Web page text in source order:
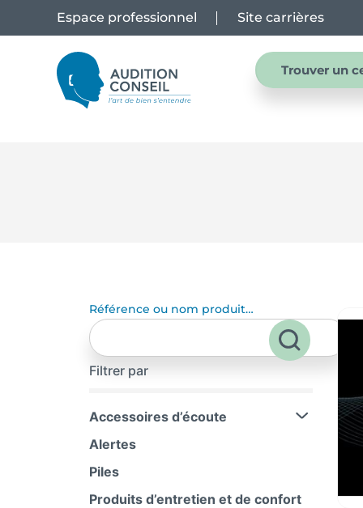
Espace professionnel Site carrières
Trouver un
Référence ou nom produit…
Filtrer par
Accessoires d’écoute
Alertes
Piles
Produits d’entretien et de confort